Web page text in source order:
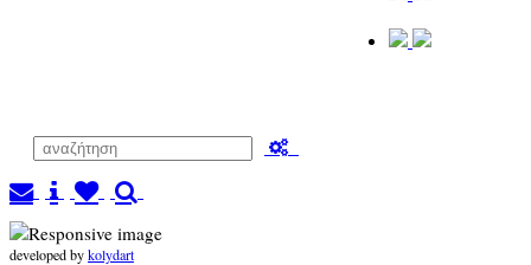
developed bykolydart